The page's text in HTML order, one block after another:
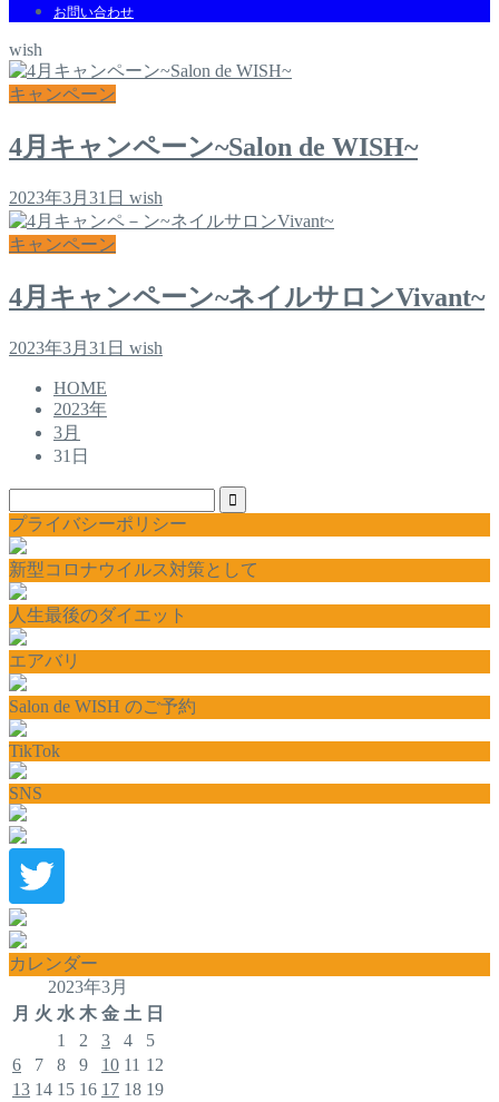
お問い合わせ
wish
キャンペーン
4月キャンペーン~Salon de WISH~
2023年3月31日 wish
キャンペーン
4月キャンペーン~ネイルサロンVivant~
2023年3月31日 wish
HOME
2023年
3月
31日
プライバシーポリシー
新型コロナウイルス対策として
人生最後のダイエット
エアバリ
Salon de WISH のご予約
TikTok
SNS
カレンダー
2023年3月
月 火 水 木 金 土 日
1
2 3 4
5
6
7 8 9 10 11 12
13 14 15 16 17 18 19